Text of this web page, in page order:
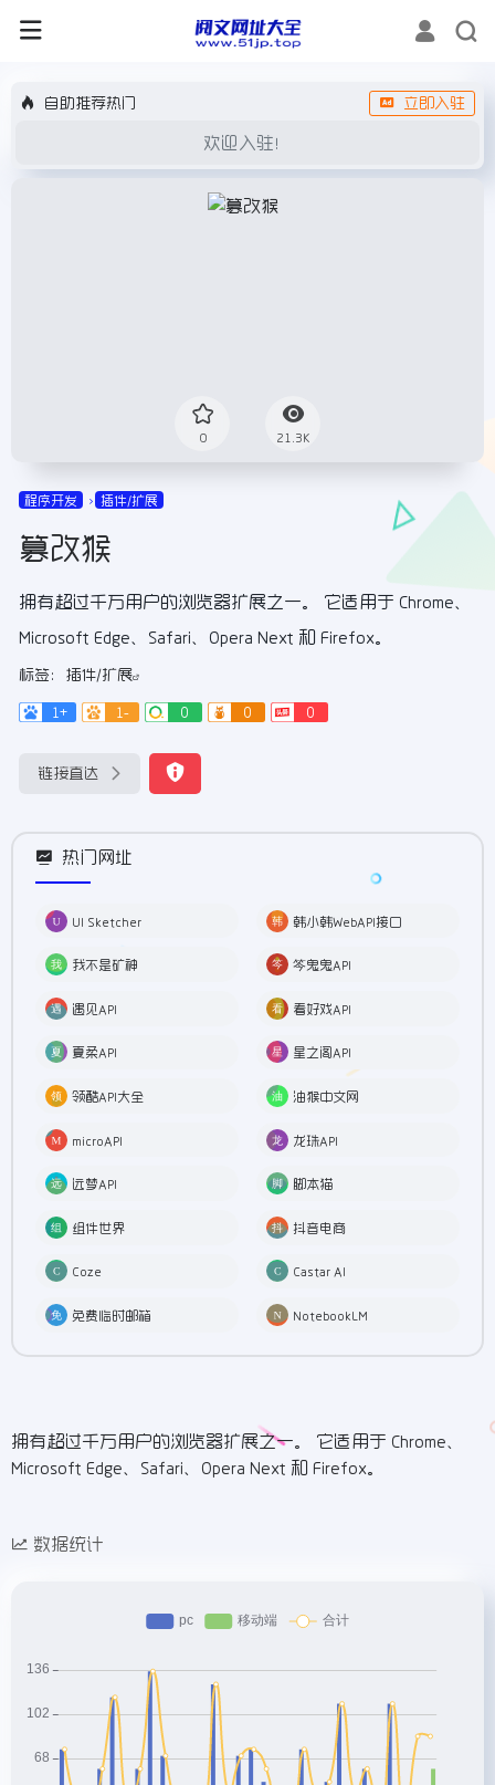
自助推荐热门 立即入驻
欢迎入驻！
0 21.3K
程序开发 插件/扩展
篡改猴
拥有超过千万用户的浏览器扩展之一。 它适用于 Chrome、
Microsoft Edge、Safari、Opera Next 和 Firefox。
标签： 插件/扩展
1+ 1- 0 0 0
链接直达
热门网址
UI Sketcher 韩小韩WebAPI接口
我不是矿神 笒鬼鬼API
遇见API 看好戏API
夏柔API 星之阁API
领酷API大全 油猴中文网
microAPI 龙珠API
远梦API 脚本猫
组件世界 抖音电商
Coze Castar AI
免费临时邮箱 NotebookLM
拥有超过千万用户的浏览器扩展之一。 它适用于 Chrome、
Microsoft Edge、Safari、Opera Next 和 Firefox。
数据统计